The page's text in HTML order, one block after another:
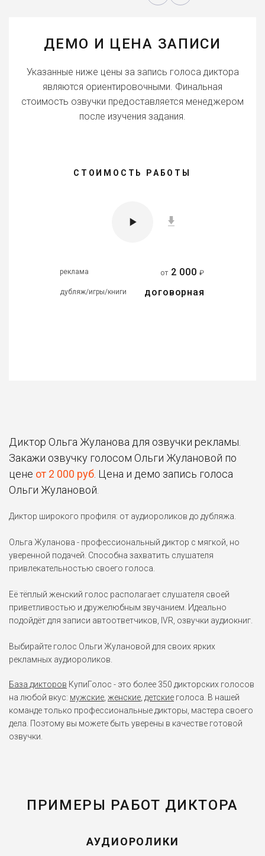
ДЕМО И ЦЕНА ЗАПИСИ
Указанные ниже цены за запись голоса диктора
являются ориентировочными. Финальная
стоимость озвучки предоставляется менеджером
после изучения задания.
СТОИМОСТЬ РАБОТЫ
реклама от 2 000 ₽
дубляж/игры/книги договорная
Диктор Ольга Жуланова для озвучки рекламы.
Закажи озвучку голосом Ольги Жулановой по
цене от 2 000 руб . Цена и демо запись голоса
Ольги Жулановой.
Диктор широкого профиля: от аудиороликов до дубляжа.
Ольга Жуланова - профессиональный диктор с мягкой, но
уверенной подачей. Способна захватить слушателя
привлекательностью своего голоса.
Её тёплый женский голос располагает слушателя своей
приветливостью и дружелюбным звучанием. Идеально
подойдёт для записи автоответчиков, IVR, озвучки аудиокниг.
Выбирайте голос Ольги Жулановой для своих ярких
рекламных аудиороликов.
База дикторов КупиГолос - это более 350 дикторских голосов
на любой вкус: мужские женские детские голоса. В нашей
команде только профессиональные дикторы, мастера своего
дела. Поэтому вы можете быть уверены в качестве готовой
озвучки.
ПРИМЕРЫ РАБОТ ДИКТОРА
АУДИОРОЛИКИ